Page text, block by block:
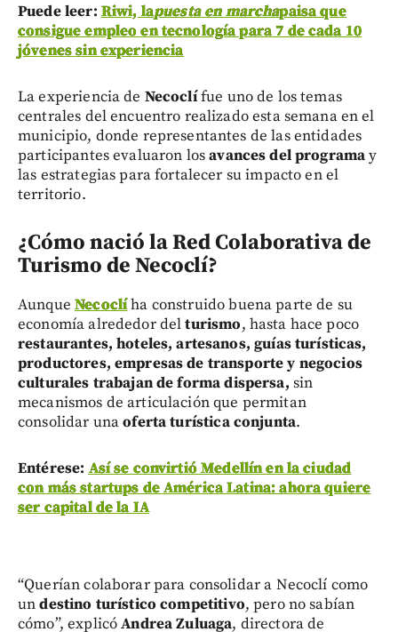
Puede leer: Riwi, lapuesta en marchapaisa que
consigue empleo en tecnología para 7 de cada 10
jóvenes sin experiencia
La experiencia de Necoclífue uno de los temas
centrales del encuentro realizado esta semana en el
municipio, donde representantes de las entidades
participantes evaluaron losavances del programay
las estrategias para fortalecer su impacto en el
territorio.
¿Cómo nació la Red Colaborativa de
Turismo de Necoclí?
AunqueNecoclíha construido buena parte de su
economía alrededor delturismo, hasta hace poco
restaurantes, hoteles, artesanos, guías turísticas,
productores, empresas de transporte y negocios
culturales trabajan de forma dispersa, sin
mecanismos de articulación que permitan
consolidar unaoferta turística conjunta.
Entérese: Así se convirtió Medellín en la ciudad
con más startups de América Latina: ahora quiere
ser capital de la IA
“Querían colaborar para consolidar a Necoclí como
undestino turístico competitivo, pero no sabían
cómo”, explicóAndrea Zuluaga, directora de